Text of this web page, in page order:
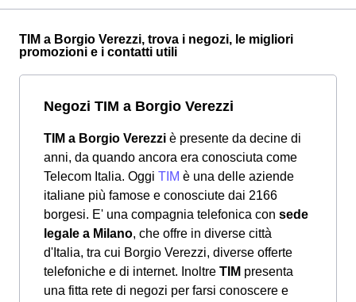
TIM a Borgio Verezzi, trova i negozi, le migliori
promozioni e i contatti utili
Negozi TIM a Borgio Verezzi
TIM a Borgio Verezzi è presente da decine di
anni, da quando ancora era conosciuta come
Telecom Italia. Oggi TIM è una delle aziende
italiane più famose e conosciute dai 2166
borgesi. E' una compagnia telefonica con sede
legale a Milano, che offre in diverse città
d'Italia, tra cui Borgio Verezzi, diverse offerte
telefoniche e di internet. Inoltre TIM presenta
una fitta rete di negozi per farsi conoscere e